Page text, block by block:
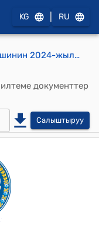
KG RU
Арашан айылдык кеңешинин 2024-жылдын 24-июлундагы № 37 " Жер тилкесинин максатын өзгөрүү жөнүндө" токтому
документтер
Салыштыруу